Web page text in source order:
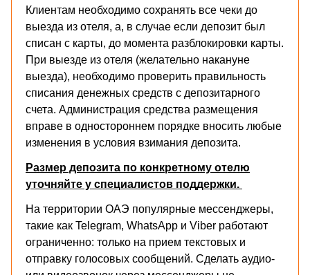
Клиентам необходимо сохранять все чеки до
выезда из отеля, а, в случае если депозит был
списан с карты, до момента разблокировки карты.
При выезде из отеля (желательно накануне
выезда), необходимо проверить правильность
списания денежных средств с депозитарного
счета. Администрация средства размещения
вправе в одностороннем порядке вносить любые
изменения в условия взимания депозита.
Размер депозита по конкретному отелю
уточняйте у специалистов поддержки.
На территории ОАЭ популярные мессенджеры,
такие как Telegram, WhatsApp и Viber работают
ограниченно: только на прием текстовых и
отправку голосовых сообщений. Сделать аудио-